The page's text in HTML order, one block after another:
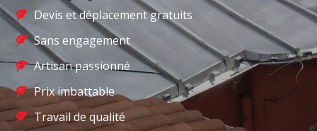
Devis et déplacement gratuits
Sans engagement
Artisan passionné
Prix imbattable
Travail de qualité